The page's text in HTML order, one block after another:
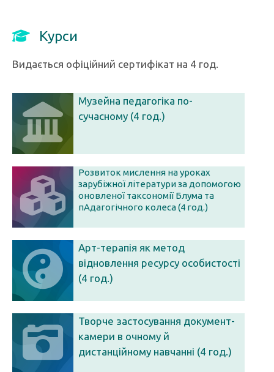
Курси
Видається офіційний сертифікат на 4 год.
Музейна педагогіка по-
сучасному (4 год.)
Розвиток мислення на уроках
зарубіжної літератури за допомогою
оновленої таксономії Блума та
пАдагогічного колеса (4 год.)
Арт-терапія як метод
відновлення ресурсу особистості
(4 год.)
Творче застосування документ-
камери в очному й
дистанційному навчанні (4 год.)